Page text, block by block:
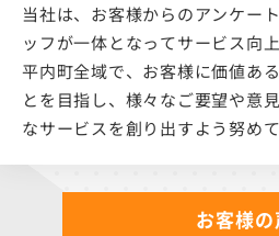
当社は、お客様からのアンケー
ッフが一体となってサービス向
平内町全域で、お客様に価値あ
とを目指し、様々なご要望や意
なサービスを創り出すよう努めて
お客様の